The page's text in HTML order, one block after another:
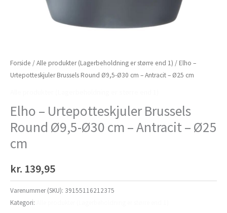
Forside /Alle produkter (Lagerbeholdning er større end 1) / Elho –
Urtepotteskjuler Brussels Round Ø9,5-Ø30 cm – Antracit – Ø25 cm
Elho – Urtepotteskjuler Brussels
Round Ø9,5-Ø30 cm – Antracit – Ø25
cm
kr. 139,95
Varenummer (SKU): 39155116212375
Kategori: